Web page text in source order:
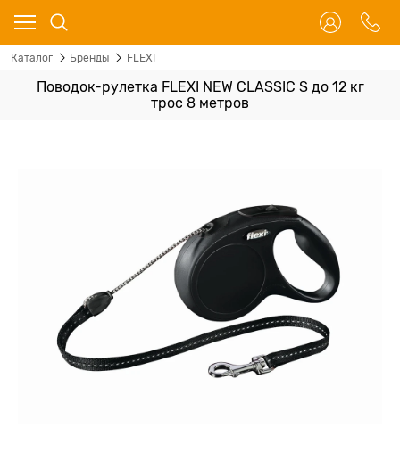
Каталог Бренды FLEXI
Поводок-рулетка FLEXI NEW CLASSIC S до 12 кг
трос 8 метров